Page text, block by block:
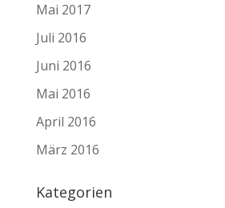
Mai 2017
Juli 2016
Juni 2016
Mai 2016
April 2016
März 2016
Kategorien